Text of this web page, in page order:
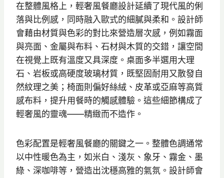
在整體風格上，輕奢風餐廳設計延續了現代風的俐
落與比例感，同時融入歐式的細膩與柔和。設計師
會藉由材質與色彩的對比來營造層次感，例如霧面
與亮面、金屬與布料、石材與木質的交錯，讓空間
在視覺上既有溫度又具深度。桌面多半選用大理
石、岩板或高硬度玻璃材質，既堅固耐用又散發自
然紋理之美；椅面則偏好絲絨、皮革或亞麻等高質
感布料，提升用餐時的觸感體驗。這些細節構成了
輕奢風的靈魂——精緻而不造作。
色彩配置是輕奢風餐廳的關鍵之一。整體色調通常
以中性暖色為主，如米白、淺灰、象牙、霧金、墨
綠、深咖啡等，營造出沈穩高雅的氣氛。設計師會